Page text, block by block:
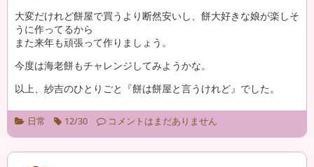
大変だけれど餅屋で買うより断然安いし、餅大好きな娘が楽しそ
うに作ってるから
また来年も頑張って作りましょう。
今度は海老餅もチャレンジしてみようかな。
以上、紗吉のひとりごと『餅は餅屋と言うけれど』でした。
日常 12/30 コメントはまだありません